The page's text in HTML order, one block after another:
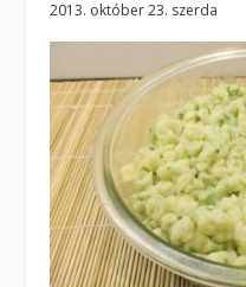
2013. október 23. szerda